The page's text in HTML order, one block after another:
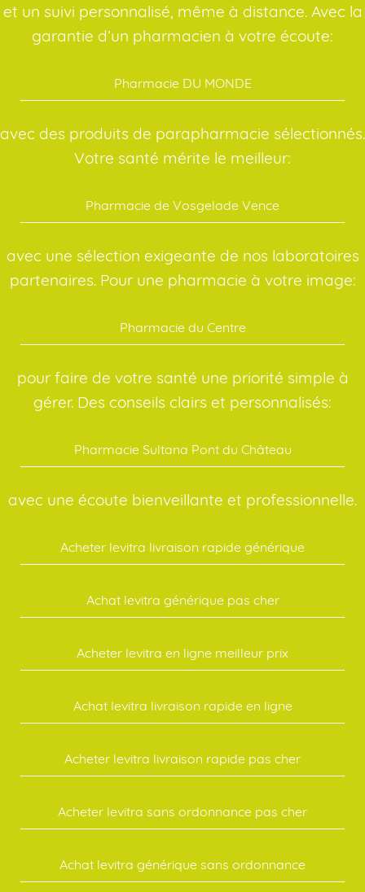
et un suivi personnalisé, même à distance. Avec la
garantie d’un pharmacien à votre écoute:
Pharmacie DU MONDE
avec des produits de parapharmacie sélectionnés.
Votre santé mérite le meilleur:
Pharmacie de Vosgelade Vence
avec une sélection exigeante de nos laboratoires
partenaires. Pour une pharmacie à votre image:
Pharmacie du Centre
pour faire de votre santé une priorité simple à
gérer. Des conseils clairs et personnalisés:
Pharmacie Sultana Pont du Château
avec une écoute bienveillante et professionnelle.
Acheter levitra livraison rapide générique
Achat levitra générique pas cher
Acheter levitra en ligne meilleur prix
Achat levitra livraison rapide en ligne
Acheter levitra livraison rapide pas cher
Acheter levitra sans ordonnance pas cher
Achat levitra générique sans ordonnance